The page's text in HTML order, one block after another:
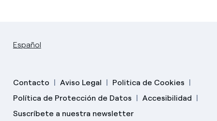
Español
Contacto Aviso Legal
Politica de Cookies
Política de Protección de Datos
Accesibilidad
Suscríbete a nuestra newsletter